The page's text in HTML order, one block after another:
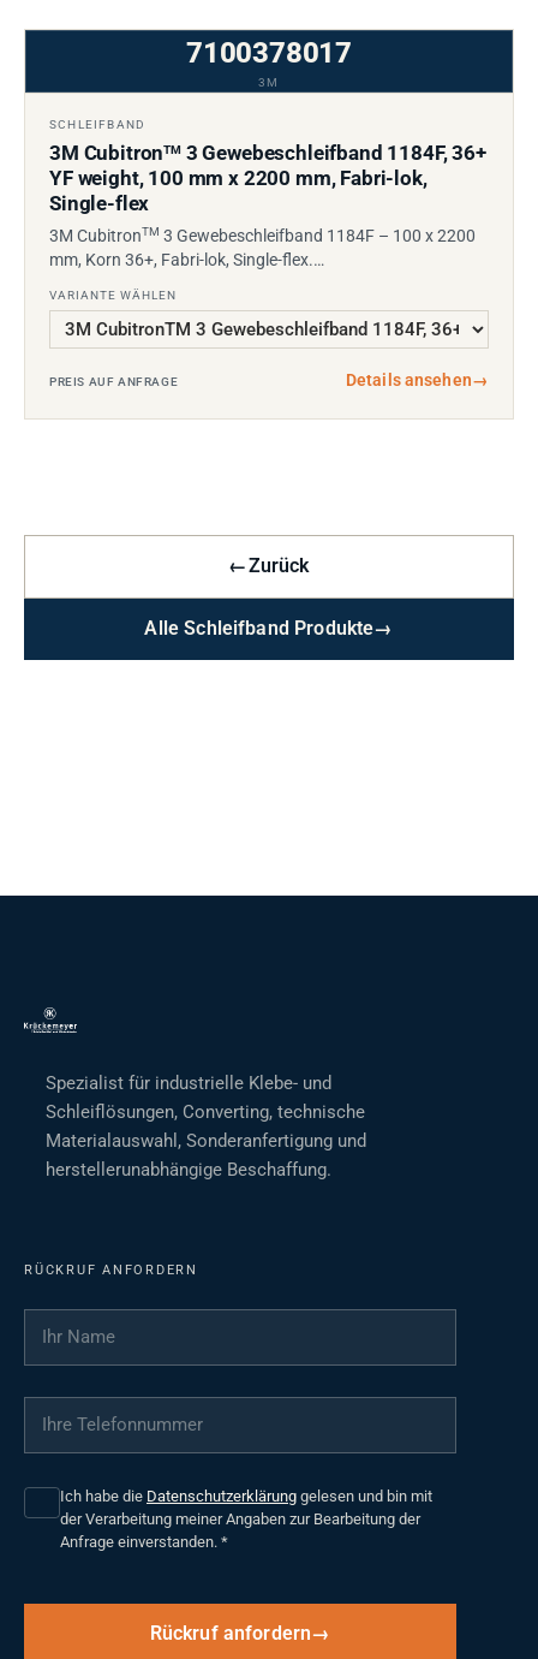
7100378017
3M
SCHLEIFBAND
3M CubitronTM3 Gewebeschleifband 1184F, 36+
YF weight, 100 mm x 2200 mm, Fabri-lok,
Single-flex
3M CubitronTM 3 Gewebeschleifband 1184F – 100 x 2200
mm, Korn 36+, Fabri-lok, Single-flex.…
VARIANTE WÄHLEN
PREIS AUF ANFRAGE Details ansehen→
←Zurück
Alle Schleifband Produkte→
Spezialist für industrielle Klebe- und
Schleiflösungen, Converting, technische
Materialauswahl, Sonderanfertigung und
herstellerunabhängige Beschaffung.
RÜCKRUF ANFORDERN
Ihr Name
Ihre Telefonnummer
Ich habe die Datenschutzerklärung gelesen und bin mit
der Verarbeitung meiner Angaben zur Bearbeitung der
Anfrage einverstanden. *
Rückruf anfordern